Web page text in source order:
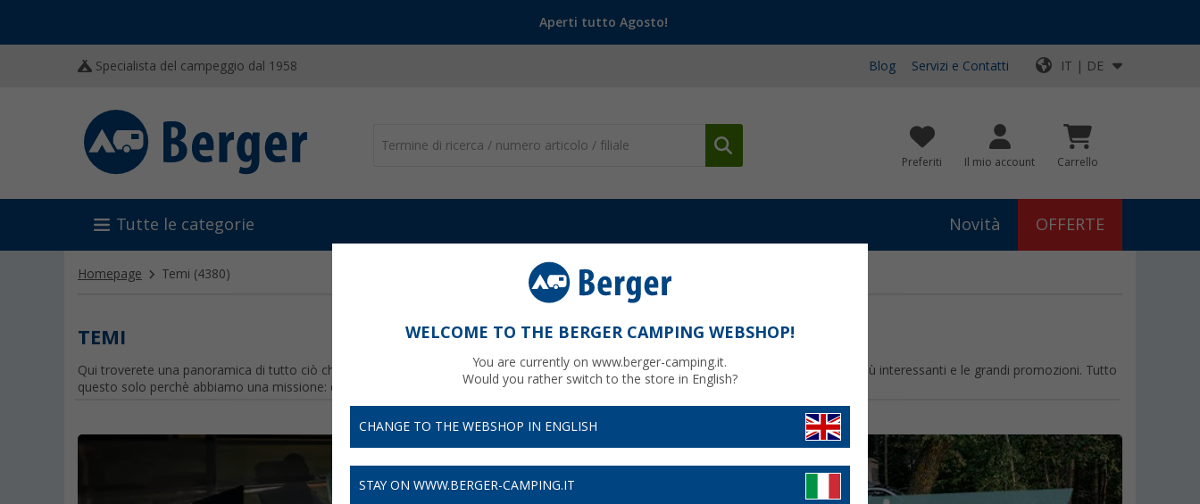
Aperti tutto Agosto!
Specialista del campeggio dal 1958 Blog Servizi e Contatti IT | DE
Preferiti Il mio account Carrello
Tutte le categorie Novità OFFERTE
Homepage Temi (4380)
TEMI
Qui troverete una panoramica di tutto ciò che vi interessa quando si tratta di campeggio. Vi presentiamo le offerte stagionali, i prodotti più interessanti e le grandi promozioni. Tutto
questo solo perchè abbiamo una missione: dotare tutti i campeggiatori dei migliori accessori!
WELCOME TO THE BERGER CAMPING WEBSHOP!
You are currently on www.berger-camping.it.
Would you rather switch to the store in English?
CHANGE TO THE WEBSHOP IN ENGLISH
STAY ON WWW.BERGER-CAMPING.IT